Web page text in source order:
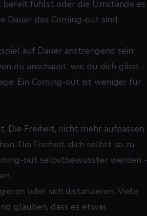
bereit fühlst oder die Umstände es
Dauer des Coming-out sind
auf Dauer anstrengend sein
du anschaust, wie du dich gibst -
Ein Coming-out ist weniger für
Die Freiheit, nicht mehr aufpassen
Die Freiheit, dich selbst so zu
out selbstbewusster werden -
oder sich distanzieren. Viele
glauben, dass es etwas